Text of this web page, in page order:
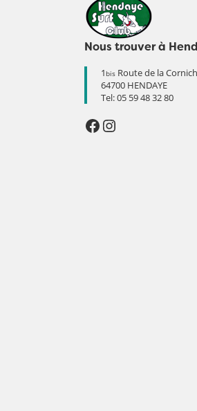
Nous trouver à
1bis Route de la
64700 HENDAYE
Tel:05 59 48 32 80
Facebook
Instagram